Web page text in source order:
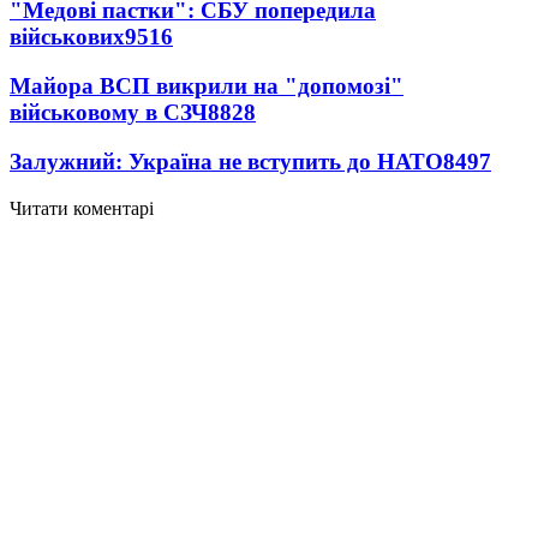
"Медові пастки": СБУ попередила
військових9516
Майора ВСП викрили на "допомозі"
військовому в СЗЧ8828
Залужний: Україна не вступить до НАТО8497
Читати коментарі